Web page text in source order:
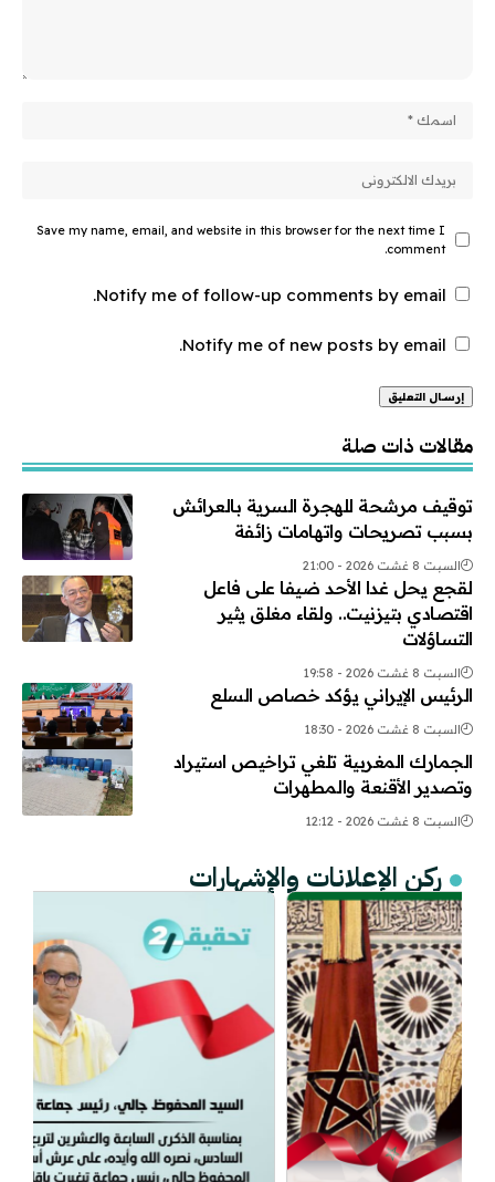
Save my name, email, and website in this browser for the next time I
comment.
Notify me of follow-up comments by email.
Notify me of new posts by email.
مقالات ذات صلة
توقيف مرشحة للهجرة السرية بالعرائش
بسبب تصريحات واتهامات زائفة
السبت 8 غشت 2026 - 21:00
لقجع يحل غدا الأحد ضيفا على فاعل
اقتصادي بتيزنيت.. ولقاء مغلق يثير
التساؤلات
السبت 8 غشت 2026 - 19:58
الرئيس الإيراني يؤكد خصاص السلع
السبت 8 غشت 2026 - 18:30
الجمارك المغربية تلغي تراخيص استيراد
وتصدير الأقنعة والمطهرات
السبت 8 غشت 2026 - 12:12
ركن الإعلانات والإشهارات